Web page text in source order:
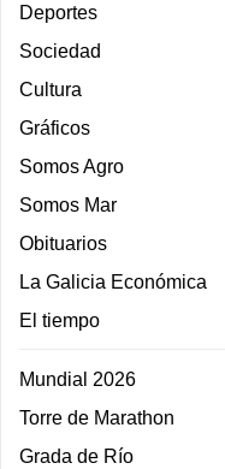
Deportes
Sociedad
Cultura
Gráficos
Somos Agro
Somos Mar
Obituarios
La Galicia Económica
El tiempo
Mundial 2026
Torre de Marathon
Grada de Río